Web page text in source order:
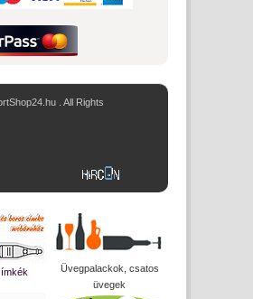
. All Rights
Üvegpalackok, csatos
üvegek